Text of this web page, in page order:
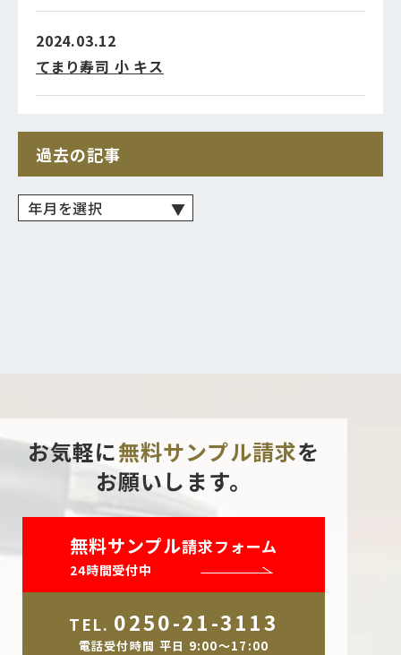
2024.03.12
てまり寿司 小 キス
過去の記事
お気軽に無料サンプル請求を
お願いします。
無料サンプル請求フォーム
24時間受付中
TEL. 0250-21-3113
電話受付時間 平日 9:00～17:00